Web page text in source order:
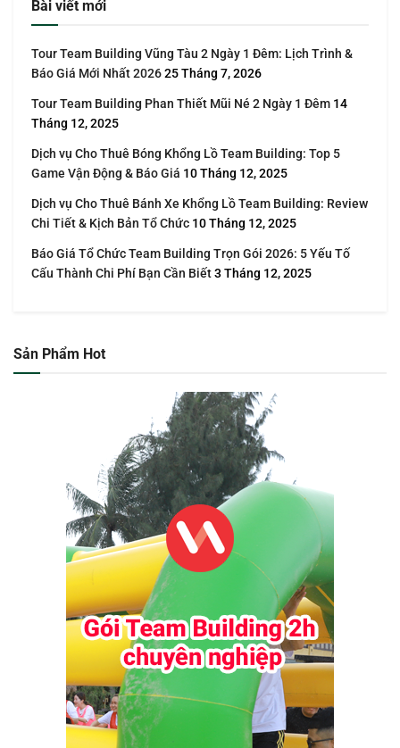
Bài viết mới
Tour Team Building Vũng Tàu 2 Ngày 1 Đêm: Lịch Trình &
Báo Giá Mới Nhất 202625 Tháng 7, 2026
Tour Team Building Phan Thiết Mũi Né 2 Ngày 1 Đêm 14
Tháng 12, 2025
Dịch vụ Cho Thuê Bóng Khổng Lồ Team Building: Top 5
Game Vận Động & Báo Giá 10 Tháng 12, 2025
Dịch vụ Cho Thuê Bánh Xe Khổng Lồ Team Building: Review
Chi Tiết & Kịch Bản Tổ Chức 10 Tháng 12, 2025
Báo Giá Tổ Chức Team Building Trọn Gói 2026: 5 Yếu Tố
Cấu Thành Chi Phí Bạn Cần Biết3 Tháng 12, 2025
Sản Phẩm Hot